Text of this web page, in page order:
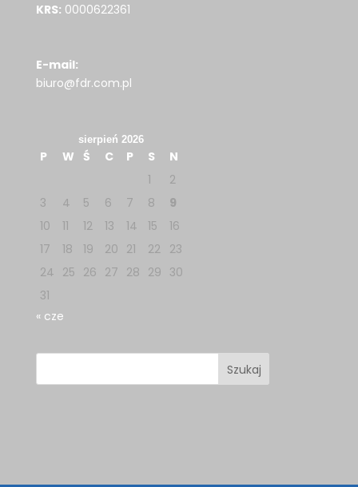
KRS: 0000622361
E-mail:
biuro@fdr.com.pl
sierpień 2026
P W Ś C P S
N
1
2
3
4 5 6 7 8
9
10
11 12 13 14 15
16
17
18 19 20 21 22
23
24 25 26 27 28 29 30
31
« cze